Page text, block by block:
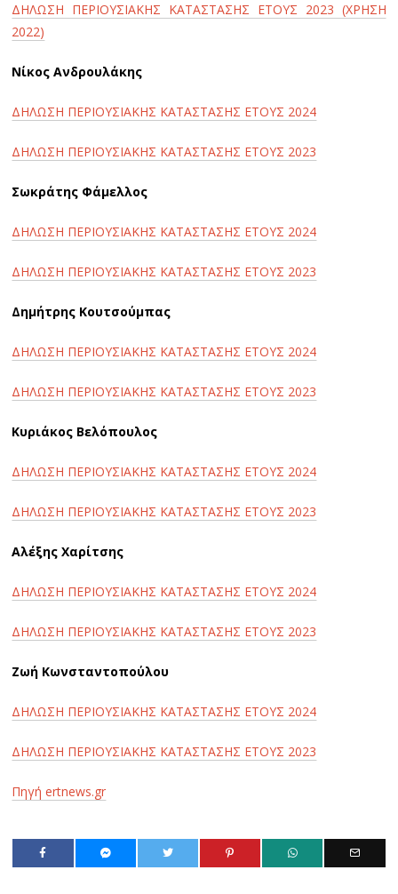
ΔΗΛΩΣΗ ΠΕΡΙΟΥΣΙΑΚΗΣ ΚΑΤΑΣΤΑΣΗΣ ΕΤΟΥΣ 2023 (ΧΡΗΣΗ
2022)
Nίκος Ανδρουλάκης
ΔΗΛΩΣΗ ΠΕΡΙΟΥΣΙΑΚΗΣ ΚΑΤΑΣΤΑΣΗΣ ΕΤΟΥΣ 2024
ΔΗΛΩΣΗ ΠΕΡΙΟΥΣΙΑΚΗΣ ΚΑΤΑΣΤΑΣΗΣ ΕΤΟΥΣ 2023
Σωκράτης Φάμελλος
ΔΗΛΩΣΗ ΠΕΡΙΟΥΣΙΑΚΗΣ ΚΑΤΑΣΤΑΣΗΣ ΕΤΟΥΣ 2024
ΔΗΛΩΣΗ ΠΕΡΙΟΥΣΙΑΚΗΣ ΚΑΤΑΣΤΑΣΗΣ ΕΤΟΥΣ 2023
Δημήτρης Κουτσούμπας
ΔΗΛΩΣΗ ΠΕΡΙΟΥΣΙΑΚΗΣ ΚΑΤΑΣΤΑΣΗΣ ΕΤΟΥΣ 2024
ΔΗΛΩΣΗ ΠΕΡΙΟΥΣΙΑΚΗΣ ΚΑΤΑΣΤΑΣΗΣ ΕΤΟΥΣ 2023
Κυριάκος Βελόπουλος
ΔΗΛΩΣΗ ΠΕΡΙΟΥΣΙΑΚΗΣ ΚΑΤΑΣΤΑΣΗΣ ΕΤΟΥΣ 2024
ΔΗΛΩΣΗ ΠΕΡΙΟΥΣΙΑΚΗΣ ΚΑΤΑΣΤΑΣΗΣ ΕΤΟΥΣ 2023
Αλέξης Χαρίτσης
ΔΗΛΩΣΗ ΠΕΡΙΟΥΣΙΑΚΗΣ ΚΑΤΑΣΤΑΣΗΣ ΕΤΟΥΣ 2024
ΔΗΛΩΣΗ ΠΕΡΙΟΥΣΙΑΚΗΣ ΚΑΤΑΣΤΑΣΗΣ ΕΤΟΥΣ 2023
Ζωή Κωνσταντοπούλου
ΔΗΛΩΣΗ ΠΕΡΙΟΥΣΙΑΚΗΣ ΚΑΤΑΣΤΑΣΗΣ ΕΤΟΥΣ 2024
ΔΗΛΩΣΗ ΠΕΡΙΟΥΣΙΑΚΗΣ ΚΑΤΑΣΤΑΣΗΣ ΕΤΟΥΣ 2023
Πηγή ertnews.gr